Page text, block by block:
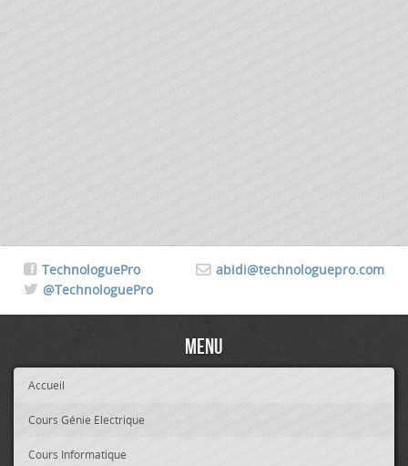
abidi@technologuepro.com
TechnologuePro
@TechnologuePro
Menu
Accueil
Cours Génie Electrique
Cours Informatique